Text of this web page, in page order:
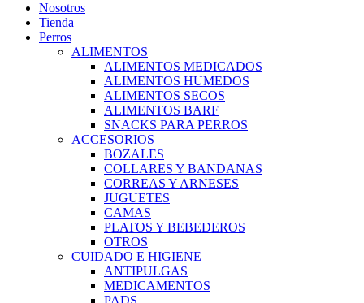
Nosotros
Tienda
Perros
ALIMENTOS
ALIMENTOS MEDICADOS
ALIMENTOS HUMEDOS
ALIMENTOS SECOS
ALIMENTOS BARF
SNACKS PARA PERROS
ACCESORIOS
BOZALES
COLLARES Y BANDANAS
CORREAS Y ARNESES
JUGUETES
CAMAS
PLATOS Y BEBEDEROS
OTROS
CUIDADO E HIGIENE
ANTIPULGAS
MEDICAMENTOS